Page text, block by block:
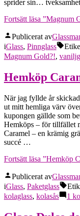
sprider sin…
Fortsätt läsa ”Magnum
Publicerat av
iGlass, Pinnglass
Magnum Gold?!,
Hemköp
När jag fyllde år
ut mitt hemliga värv
kupongen gällde som
Hemköps – för tillfället
Caramel – en krämig
succé …
Fortsätt läsa ”Hemköp
Publicerat av
iGlass, Paketglass
kolaglass, kolasås 1